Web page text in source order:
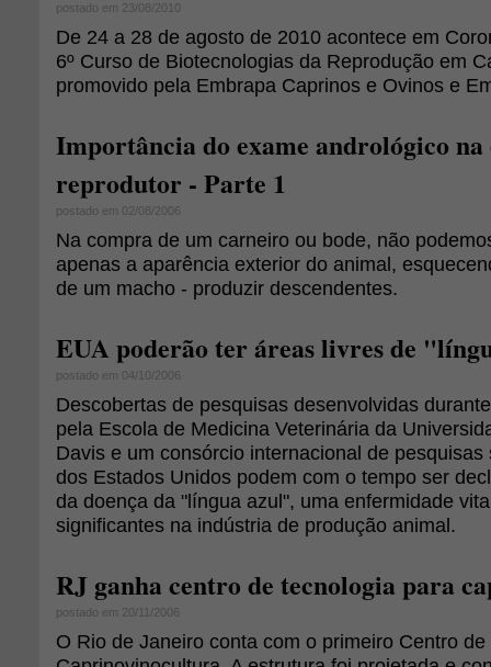
postado em 23/08/2010
De 24 a 28 de agosto de 2010 acontece em
6º Curso de Biotecnologias da Reprodução em
promovido pela Embrapa Caprinos e Ovinos e
Importância do exame andrológico na
reprodutor - Parte 1
postado em 02/08/2006
Na compra de um carneiro ou bode, não
apenas a aparência exterior do animal,
de um macho - produzir descendentes.
EUA poderão ter áreas livres de
postado em 04/10/2006
Descobertas de pesquisas desenvolvidas
pela Escola de Medicina Veterinária da
Davis e um consórcio internacional de
dos Estados Unidos podem com o tempo ser
da doença da "língua azul", uma enfermidade
significantes na indústria de produção animal.
RJ ganha centro de tecnologia para
postado em 20/11/2006
O Rio de Janeiro conta com o primeiro Centro de